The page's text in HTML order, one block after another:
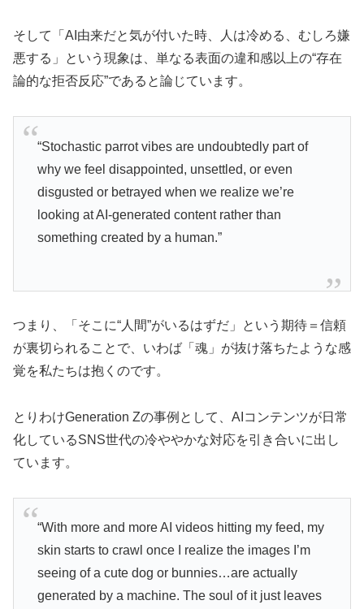
そして「AI由来だと気が付いた時、人は冷める、むしろ嫌
悪する」という現象は、単なる表面の違和感以上の“存在
論的な拒否反応”であると論じています。
“Stochastic parrot vibes are undoubtedly part of
why we feel disappointed, unsettled, or even
disgusted or betrayed when we realize we’re
looking at AI-generated content rather than
something created by a human.”
つまり、「そこに“人間”がいるはずだ」という期待＝信頼
が裏切られることで、いわば「魂」が抜け落ちたような感
覚を私たちは抱くのです。
とりわけGeneration Zの事例として、AIコンテンツが日常
化しているSNS世代の冷ややかな対応を引き合いに出し
ています。
“With more and more AI videos hitting my feed, my
skin starts to crawl once I realize the images I’m
seeing of a cute dog or bunnies…are actually
generated by a machine. The soul of it just leaves